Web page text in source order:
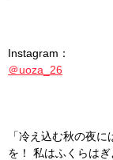
Instagram：
＠uoza_26
「冷え込む秋の夜
を！ 私はふくらは